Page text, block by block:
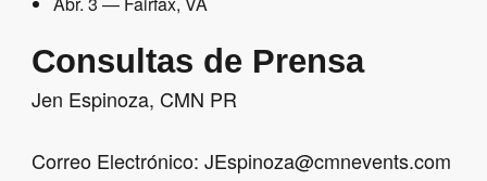
Consultas de Prensa
Jen Espinoza, CMN PR
Correo Electrónico: JEspinoza@cmnevents.com